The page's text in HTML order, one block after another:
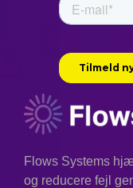
Flows Systems
og reducere fejl